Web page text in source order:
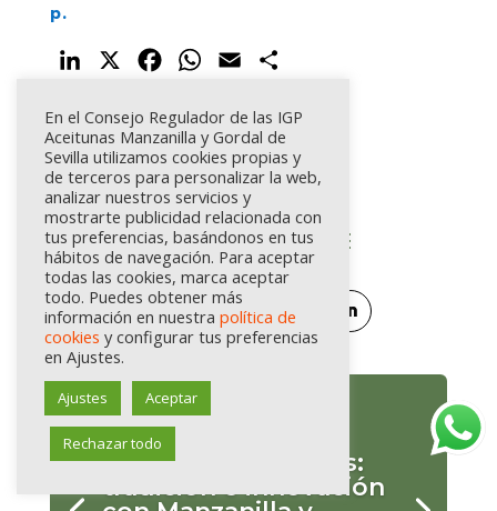
p.
LinkedIn FacebookWhatsApp
Email
Categorías
Recetario de
aceitunas sevillanas:
tradición e innovación
En el Consejo Regulador de las IGP
Aceitunas Manzanilla y Gordal de
Sevilla utilizamos cookies propias y
de terceros para personalizar la web,
analizar nuestros servicios y
mostrarte publicidad relacionada con
tus preferencias, basándonos en tus
hábitos de navegación. Para aceptar
todas las cookies, marca aceptar
todo. Puedes obtener más
información en nuestra política de
cookies y configurar tus preferencias
en Ajustes.
Ajustes Aceptar
Rechazar todo